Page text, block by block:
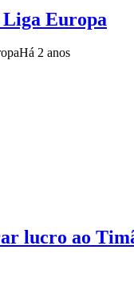
Liga Europa
Há 2 anos
lucro ao